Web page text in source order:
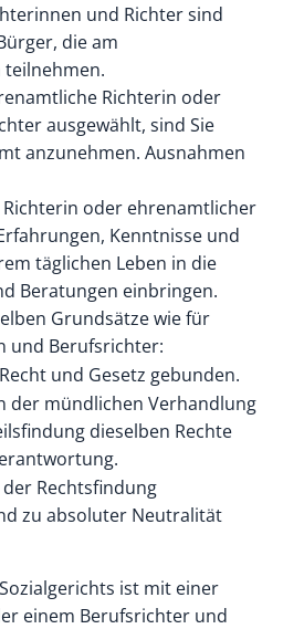
und Richter sind
die am
Richterin oder
ausgewählt, sind Sie
anzunehmen. Ausnahmen
oder ehrenamtlicher
Kenntnisse und
täglichen Leben in die
Beratungen einbringen.
Grundsätze wie für
und Berufsrichter:
und Gesetz gebunden.
der mündlichen Verhandlung
dieselben Rechte
Rechtsfindung
zu absoluter Neutralität
ist mit einer
einem Berufsrichter und